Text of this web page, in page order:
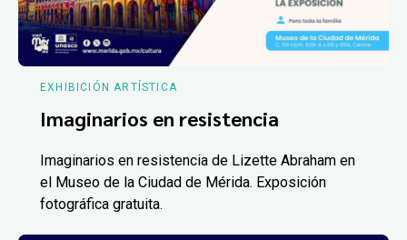
EXHIBICIÓN ARTÍSTICA
Imaginarios en resistencia
Imaginarios en resistencia de Lizette Abraham en
el Museo de la Ciudad de Mérida. Exposición
fotográfica gratuita.